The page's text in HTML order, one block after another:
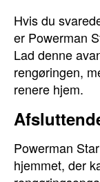
Hvis du
er Powerman
Lad denne
rengøringen,
renere hjem.
Powerman
hjemmet, der